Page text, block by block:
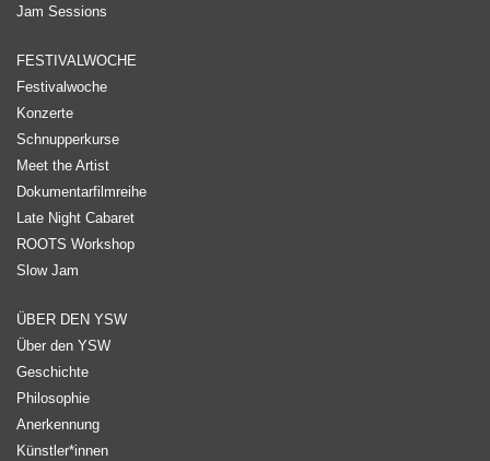
Jam Sessions
FESTIVALWOCHE
Festivalwoche
Konzerte
Schnupperkurse
Meet the Artist
Dokumentarfilmreihe
Late Night Cabaret
ROOTS Workshop
Slow Jam
ÜBER DEN YSW
Über den YSW
Geschichte
Philosophie
Anerkennung
Künstler*innen